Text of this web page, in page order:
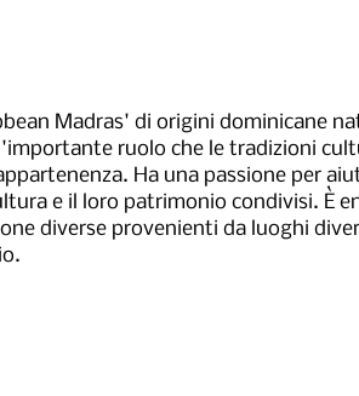
Madras' di origini dominicane
ruolo che le tradizioni
Ha una passione per
e il loro patrimonio condivisi. È
diverse provenienti da luoghi